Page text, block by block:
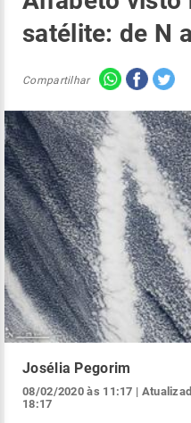
satélite: de N
Compartilhar
Josélia Pegorim
08/02/2020 às 11:17 |
18:17